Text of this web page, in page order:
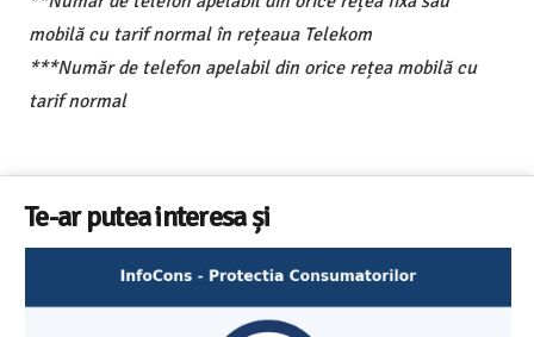
mobilă cu tarif normal în rețeaua Telekom
***Număr de telefon apelabil din orice rețea mobilă cu
tarif normal
Te-ar putea interesa și